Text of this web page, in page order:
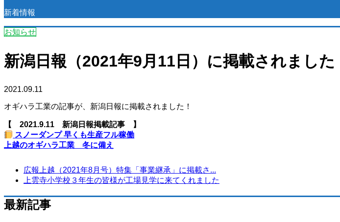
新着情報
お知らせ
新潟日報（2021年9月11日）に掲載されまし
2021.09.11
オギハラ工業の記事が、新潟日報に掲載されました！
【 2021.9.11 新潟日報掲載記事 】
スノーダンプ 早くも生産フル稼働
上越のオギハラ工業 冬に備え
広報上越（2021年8月号）特集「事業継承」に掲載さ...
上雲寺小学校３年生の皆様が工場見学に来てくれました
最新記事